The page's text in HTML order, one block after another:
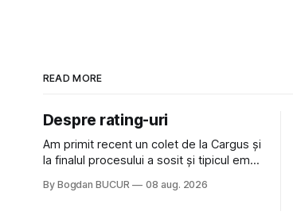
READ MORE
Despre rating-uri
Am primit recent un colet de la Cargus și
la finalul procesului a sosit și tipicul email
de a lăsa o recenzie. Cum sunt adeptul
By Bogdan BUCUR 08 aug. 2026